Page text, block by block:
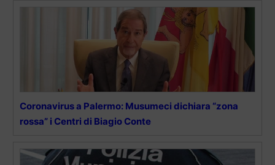
Coronavirus a Palermo: Musumeci dichiara “zona
rossa” i Centri di Biagio Conte